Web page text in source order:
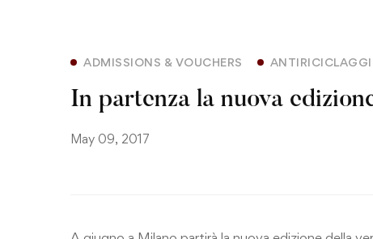
ADMISSIONS & VOUCHERS
In partenza la nuova
May 09, 2017